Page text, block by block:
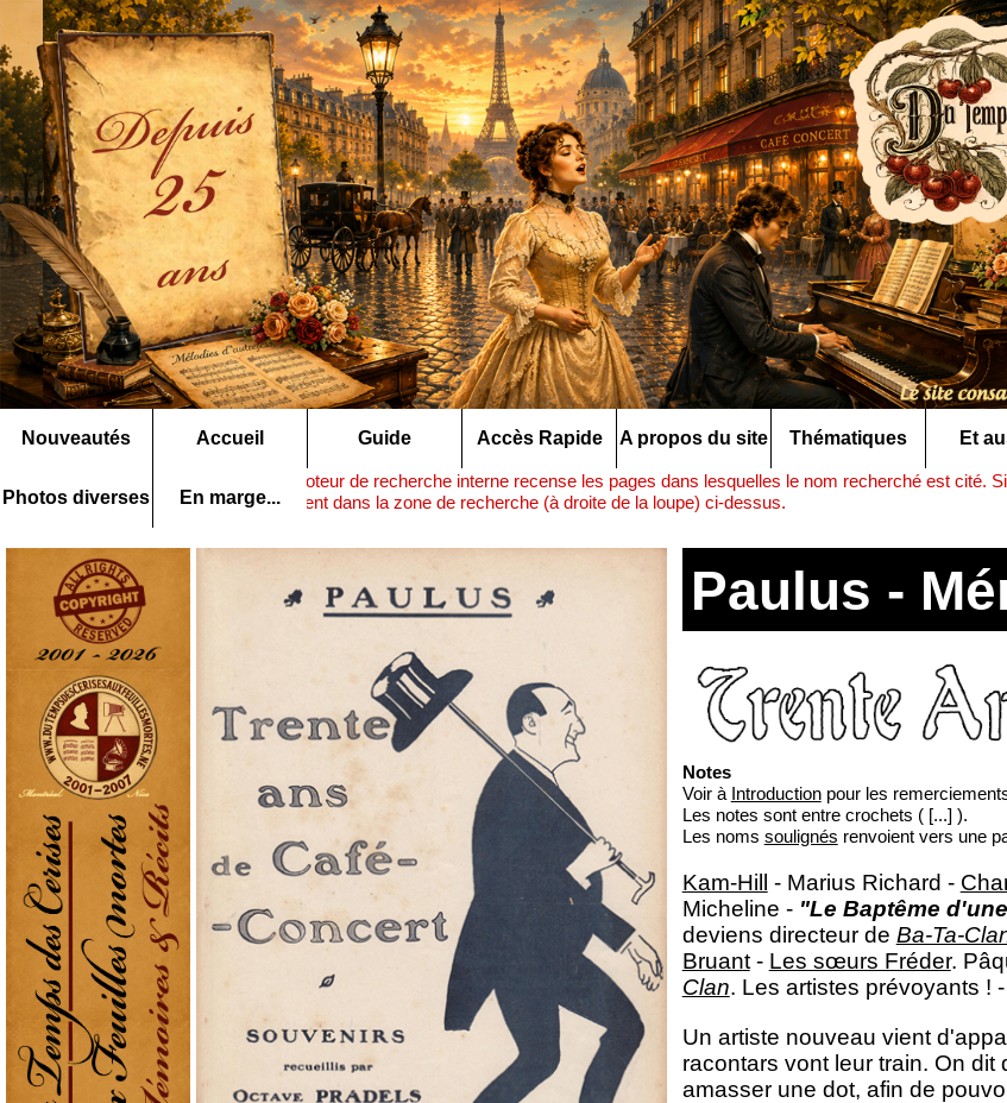
Nouveautés Accueil Guide Accès Rapide A propos du site Thématiques Et
Photos diverses En marge...
Rechercher ▶
ce moteur de recherche interne recense les pages dans lesquelles le nom recherché est cité.
nom précédent dans la zone de recherche (à droite de la loupe) ci-dessus.
Paulus -
XXXI
Notes
Voir à Introductionpour les
Les notes sont entre crochets ( [...] ).
Les noms soulignés renvoient vers une
Kam-Hill - Marius Richard -
Micheline - "Le Baptême
deviens directeur de Ba-Ta-
Bruant- Les sœurs Fréder.
Clan. Les artistes prévoyants ! -
Un artiste nouveau vient
racontars vont leur train. On
amasser une dot, afin de